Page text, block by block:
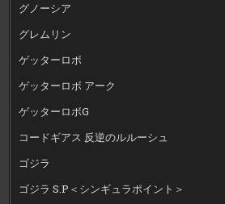
グノーシア
グレムリン
ゲッターロボ
ゲッターロボ アーク
ゲッターロボG
コードギアス 反逆のルルーシュ
ゴジラ
ゴジラ S.P＜シンギュラポイント＞